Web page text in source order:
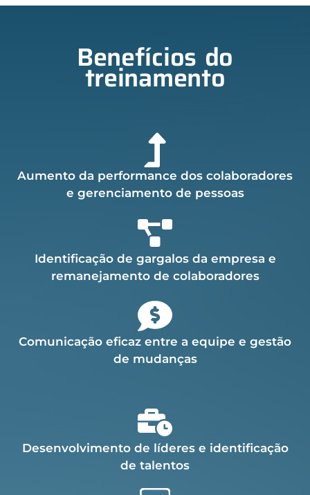
Benefícios do
treinamento
Aumento da performance dos colaboradores
e gerenciamento de pessoas
Identificação de gargalos da empresa e
remanejamento de colaboradores
Comunicação eficaz entre a equipe e gestão
de mudanças
Desenvolvimento de líderes e identificação
de talentos